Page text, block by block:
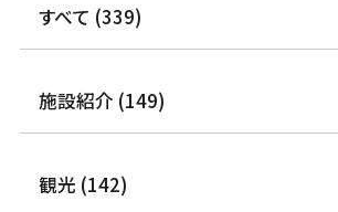
すべて (339)
施設紹介 (149)
観光 (142)